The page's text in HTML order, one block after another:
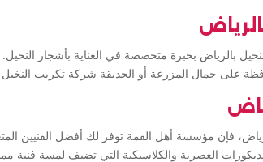
بالرياض بخبرة متخصصة في العناية بأشجار النخيل.
على جمال المزرعة أو الحديقة شركة تكريب النخيل
فإن مؤسسة أهل القمة توفر لك أفضل الفنيين
العصرية والكلاسيكية التي تضيف لمسة فنية